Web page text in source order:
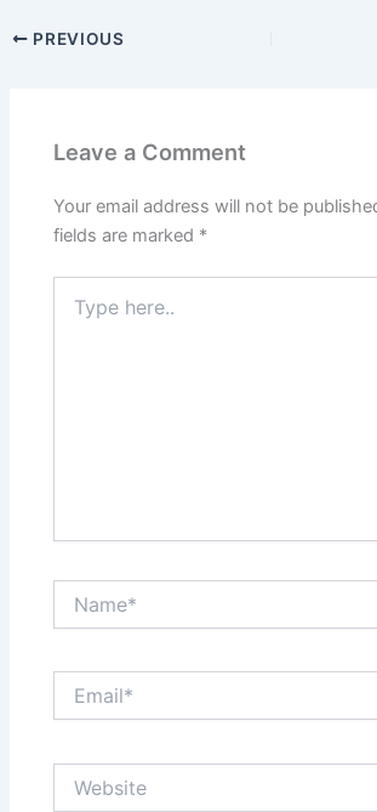
PREVIOUS
Leave a Comment
Your email address will not be
fields are marked *
here..